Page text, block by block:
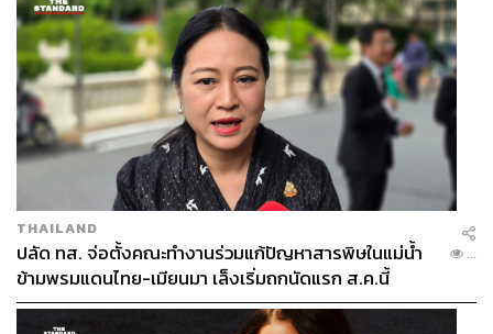
1.2K
ABOUT THE AUTHOR
ธารา บัวคำศรี
ผู้อำนวยการ กรีนพีซ ประเทศไทย
THAILAND
ปลัด ทส. จ่อตั้งคณะทำงานร่วมแก้ปัญหาสารพิษในแม่น้ำ
ข้ามพรมแดนไทย-เมียนมา เล็งเริ่มถกนัดแรก ส.ค.นี้
...